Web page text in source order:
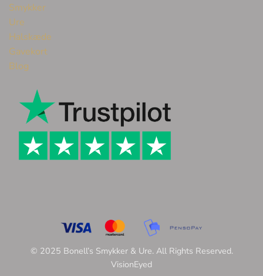
Smykker
Ure
Halskæde
Gavekort
Blog
© 2025 Bonell’s Smykker & Ure. All Rights Reserved.
VisionEyed